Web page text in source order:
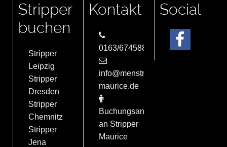
Stripper
buchen
Stripper
Leipzig
Stripper
Dresden
Stripper
Chemnitz
Stripper
Jena
Kontakt
0163/6745884
info@menstrip-
maurice.de
Buchungsanfrage
an Stripper
Maurice
Social